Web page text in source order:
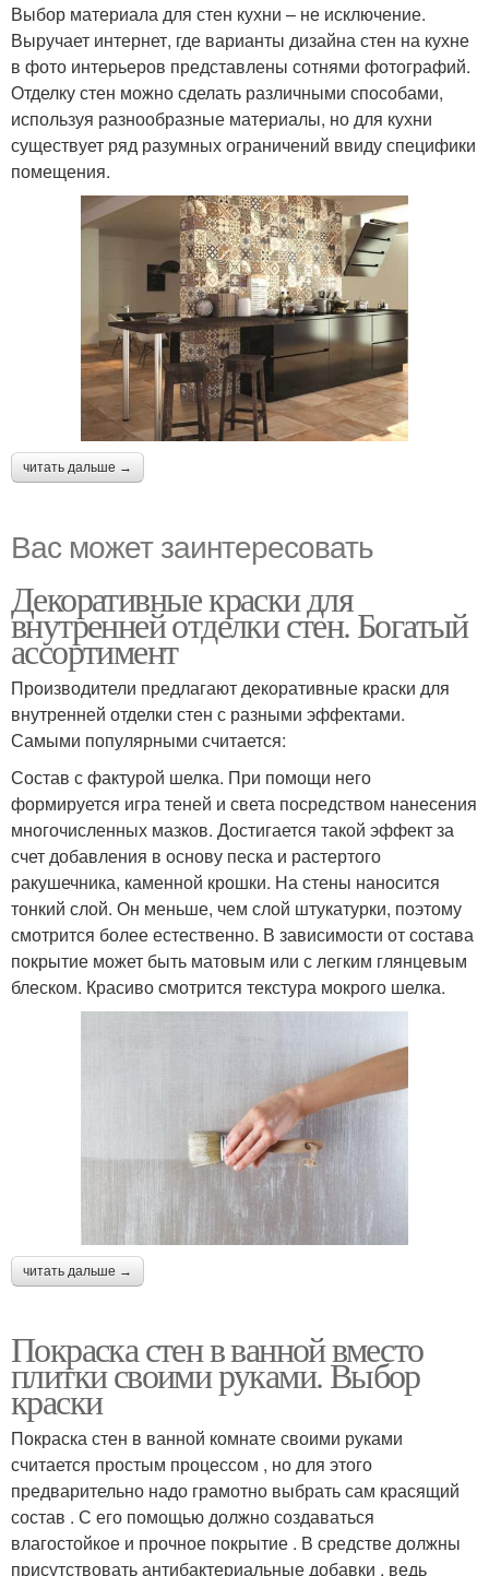
Выбор материала для стен кухни – не исключение.
Выручает интернет, где варианты дизайна стен на кухне
в фото интерьеров представлены сотнями фотографий.
Отделку стен можно сделать различными способами,
используя разнообразные материалы, но для кухни
существует ряд разумных ограничений ввиду специфики
помещения.
читать дальше →
Вас может заинтересовать
Декоративные краски для
внутренней отделки стен. Богатый
ассортимент
Производители предлагают декоративные краски для
внутренней отделки стен с разными эффектами.
Самыми популярными считается:
Состав с фактурой шелка. При помощи него
формируется игра теней и света посредством нанесения
многочисленных мазков. Достигается такой эффект за
счет добавления в основу песка и растертого
ракушечника, каменной крошки. На стены наносится
тонкий слой. Он меньше, чем слой штукатурки, поэтому
смотрится более естественно. В зависимости от состава
покрытие может быть матовым или с легким глянцевым
блеском. Красиво смотрится текстура мокрого шелка.
читать дальше →
Покраска стен в ванной вместо
плитки своими руками. Выбор
краски
Покраска стен в ванной комнате своими руками
считается простым процессом , но для этого
предварительно надо грамотно выбрать сам красящий
состав . С его помощью должно создаваться
влагостойкое и прочное покрытие . В средстве должны
присутствовать антибактериальные добавки , ведь